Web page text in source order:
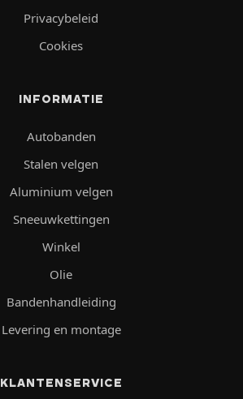
Privacybeleid
Cookies
INFORMATIE
Autobanden
Stalen velgen
Aluminium velgen
Sneeuwkettingen
Winkel
Olie
Bandenhandleiding
Levering en montage
KLANTENSERVICE